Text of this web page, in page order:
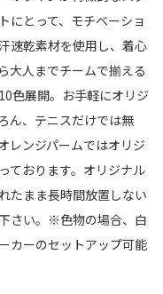
にとって、モチベーショ
速乾素材を使用し、着心
大人までチームで揃える
色展開。お手軽にオリジ
ん、テニスだけでは無
レンジパームではオリジ
ております。オリジナル
たまま長時間放置しない
さい。※色物の場合、白
カーのセットアップ可能